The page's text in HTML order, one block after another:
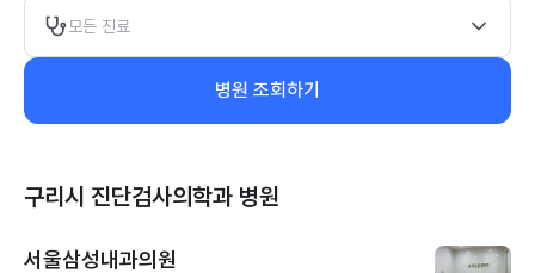
모든 진료
병원 조회하기
구리시 진단검사의학과 병원
서울삼성내과의원